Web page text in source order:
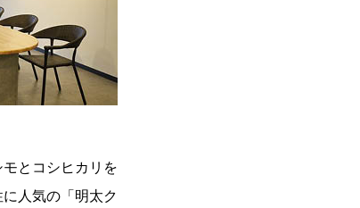
とコシヒカリを
人気の「明太ク